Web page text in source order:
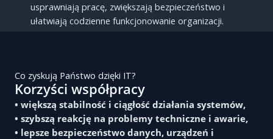
usprawniają pracę, zwiększają bezpieczeństwo i
ułatwiają codzienne funkcjonowanie organizacji.
Co zyskują Państwo dzięki IT?
Korzyści współpracy
• większą stabilność i ciągłość działania systemów,
• szybszą reakcję na problemy techniczne i awarie,
• lepsze bezpieczeństwo danych, urządzeń i